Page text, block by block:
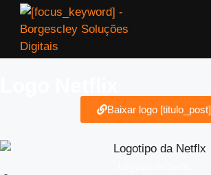
Baixar logo [titulo_post]